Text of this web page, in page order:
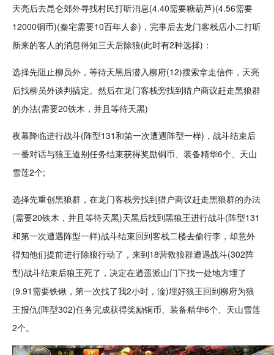
天亮后去昆仑郊外寻找村民打听消息(4.40需要糖葫芦)(4.56需要
12000铜币)(秦宅需要10百年人参)，完事后去龙门客栈店小二打听
新来的客人的消息得知三天后除狼(此时有2种选择)：
选择先阻止柳员外，等待天黑后潜入柳府(12)搜索拿走信件，天亮
后找柳员外谈判搞定。然后在龙门客栈旁找到猎户商议赶走黑狼群
的办法(需要20铁木，并且等待天黑)
夜幕降临进行战斗(阵型131和第一次遭遇阵型一样)，战斗结束后
一番对话与狼王道别任务结束获得奖励铜币、装备精华6个、天山
雪莲2个;
选择先重创黑狼群，在龙门客栈旁找到猎户商议赶走黑狼群的办法
(需要20铁木，并且等待天黑)天黑后找到黑狼王进行战斗(阵型131
和第一次遭遇阵型一样)战斗结束回到客栈二楼去偷行李，却意外
得知他们提前进行除狼行动了，来到18营救狼群遭遇战斗(302阵
型)战斗结束后狼王死了，决定在逍遥派山门下找一处地方埋了
(9.91需要铁锹，第一次找了我2小时，淦)埋好狼王回到柳府为狼
王报仇(阵型302)任务完成获得奖励铜币、装备精华6个、天山雪莲
2个。